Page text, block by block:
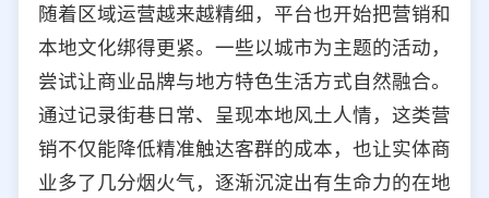
随着区域运营越来越精细，平台也开始把营销和
本地文化绑得更紧。一些以城市为主题的活动，
尝试让商业品牌与地方特色生活方式自然融合。
通过记录街巷日常、呈现本地风土人情，这类营
销不仅能降低精准触达客群的成本，也让实体商
业多了几分烟火气，逐渐沉淀出有生命力的在地